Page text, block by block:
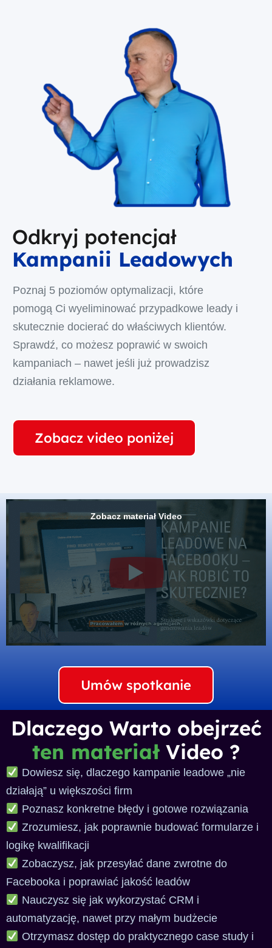
Odkryj potencjał
Kampanii Leadowych
Poznaj 5 poziomów optymalizacji, które
pomogą Ci wyeliminować przypadkowe leady i
skutecznie docierać do właściwych klientów.
Sprawdź, co możesz poprawić w swoich
kampaniach – nawet jeśli już prowadzisz
działania reklamowe.
Zobacz video poniżej
Umów spotkanie
Dlaczego Warto obejrzeć
ten materiałVideo ?
Dowiesz się, dlaczego kampanie leadowe „nie
działają” u większości firm
Poznasz konkretne błędy i gotowe rozwiązania
Zrozumiesz, jak poprawnie budować formularze i
logikę kwalifikacji
Zobaczysz, jak przesyłać dane zwrotne do
Facebooka i poprawiać jakość leadów
Nauczysz się jak wykorzystać CRM i
automatyzację, nawet przy małym budżecie
Otrzymasz dostęp do praktycznego case study i